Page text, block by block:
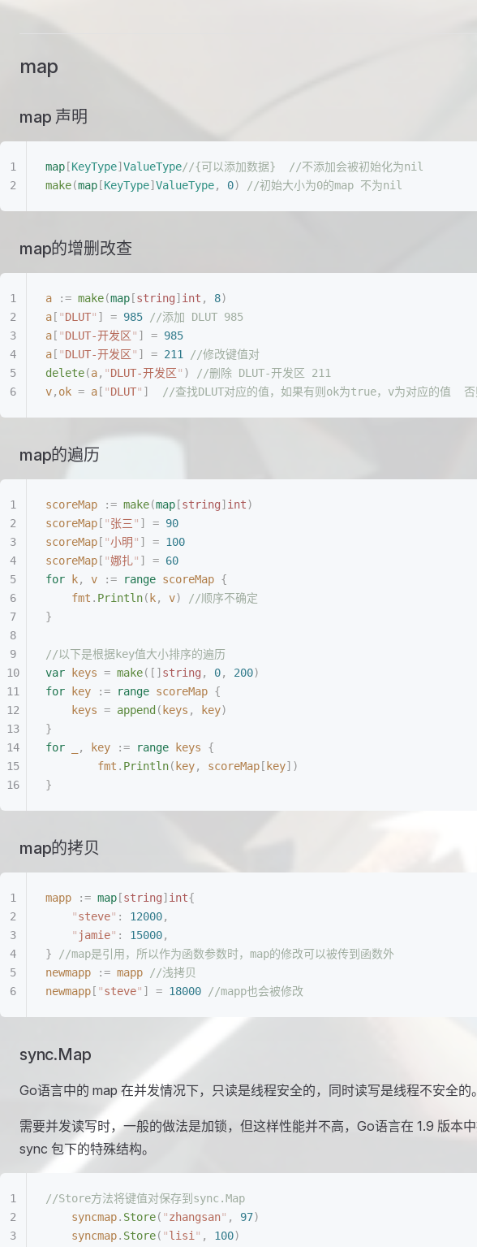
map
map 声明
map [KeyType] ValueType//{可以添加数据}
  //不添加会被初始化为nil
make(map [KeyType] ValueType, 0) //初始大小为0的map 不为nil
map的增删改查
a := make(map [string] int , 8)
a [ "DLUT" ] = 985 //添加 DLUT 985
a [ "DLUT-开发区" ] = 985
a [ "DLUT-开发区" ] = 211
//修改键值对
delete(a, "DLUT-开发区" )
//删除 DLUT-开发区 211
v, ok = a [ "DLUT" ]
//查找DLUT对应的值，如果有则ok为true，v为对应的值
map的遍历
scoreMap := make(map [string] int)
scoreMap [ "张三" ] = 90
scoreMap [ "小明 " ] = 100
scoreMap [ "娜扎" ] = 60
for k, v := range scoreMap {
    fmt
. Println( k, v)
//顺序不确定
}
//以下是根据key值大小排序的遍历
var keys = make([] string , 0, 200)
for key := range scoreMap {
    keys
= append ( keys , key)
}
for
, key := range keys {
		fmt
. Println( key, scoreMap [ key])
}
map的拷贝
mapp := map [string] int{
    "
steve" : 12000,
    "
jamie" : 15000,
} //map是引用，所以作为函数参数时，map的修改可以被传到函数外
newmapp := mapp //浅拷贝
newmapp [ "steve" ] = 18000 //mapp也会被修改
sync.Map
Go语言中的 map 在并发情况下，只读是线程安全的，同时读写是线程不安全的。
需要并发读写时，一般的做法是加锁，但这样性能并不高，Go语言在 1.9 版
sync 包下的特殊结构。
//Store方法将键值对保存到sync.Map
    syncmap
. Store( "zhangsan" , 97)
    syncmap
. Store( "lisi " , 100)